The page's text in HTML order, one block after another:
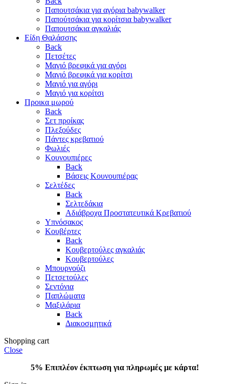
Παπουτσάκια για αγόρια babywalker
Παπούτσάκια για κορίτσια babywalker
Παπουτσάκια αγκαλιάς
Είδη Θαλάσσης
Back
Πετσέτες
Μαγιό βρεφικά για αγόρι
Μαγιό βρεφικά για κορίτσι
Μαγιό για αγόρι
Μαγιό για κορίτσι
Προικα μωρού
Back
Σετ προίκας
Πλεξούδες
Πάντες κρεβατιού
Φωλιές
Κουνουπιέρες
Back
Βάσεις Κουνουπιέρας
Σελτέδες
Back
Σελτεδάκια
Αδιάβροχα Προστατευτικά Κρεβατιού
Υπνόσακος
Κουβέρτες
Back
Κουβερτούλες αγκαλιάς
Κουβερτούλες
Μπουρνούζι
Πετσετούλες
Σεντόνια
Παπλώματα
Μαξιλάρια
Back
Διακοσμητικά
Shopping cart
Close
5% Επιπλέον έκπτωση για πληρωμές με κάρτα!